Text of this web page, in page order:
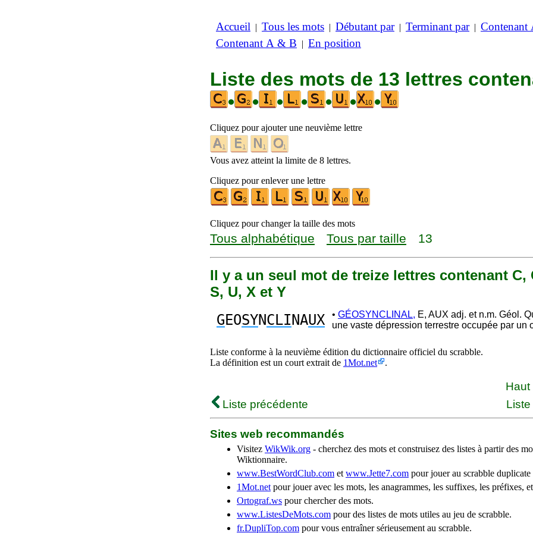
Accueil | Tous les mots | Débutant par| Terminant par| Contenant
Contenant A & B | En position
Liste des mots de 13 lettres
•
• • • • • •
Cliquez pour ajouter une neuvième lettre
Vous avez atteint la limite de 8 lettres.
Cliquez pour enlever une lettre
Cliquez pour changer la taille des mots
Tous alphabétique Tous par taille 13
Il y a un seul mot de treize lettres contenant C,
S, U, X et Y
GEOSYNCLI NAUX • GÉOSYNCLINAL, E, AUX adj. et n.m. Géol.
une vaste dépression terrestre occupée par un
Liste conforme à la neuvième édition du dictionnaire officiel du scrabble.
La définition est un court extrait de 1Mot.net .
Haut
Liste précédente
Sites web recommandés
Visitez WikWik.org - cherchez des mots et construisez des listes à partir des
Wiktionnaire.
www.BestWordClub.com et www.Jette7.com pour jouer au scrabble duplicate
1Mot.net pour jouer avec les mots, les anagrammes, les suffixes, les préfixes,
Ortograf.ws pour chercher des mots.
www.ListesDeMots.com pour des listes de mots utiles au jeu de scrabble.
fr.DupliTop.com pour vous entraîner sérieusement au scrabble.